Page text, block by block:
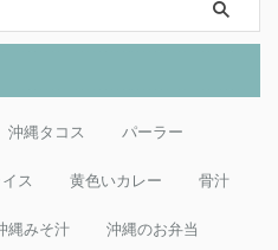
沖縄タコス パーラー
ス 黄色いカレー 骨汁
縄みそ汁 沖縄のお弁当